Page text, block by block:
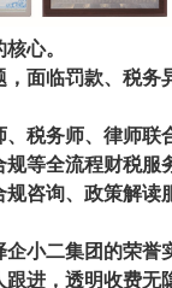
心。
面临罚款、税务
、税务师、律师
等全流程财税服
规咨询、政策解
企小二集团 的荣誉
进，透明收费无